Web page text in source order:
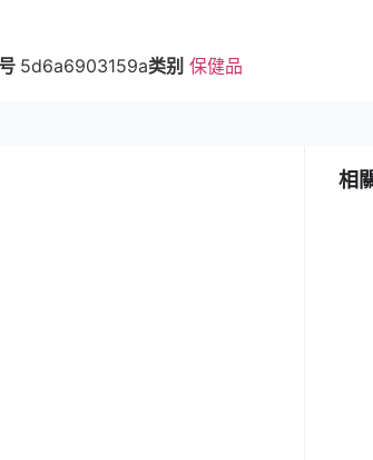
5d6a6903159a类别 保健品
相